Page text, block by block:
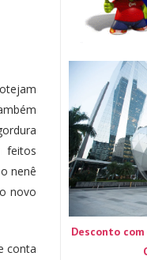
feitos
nenê
novo
conta
Desconto com